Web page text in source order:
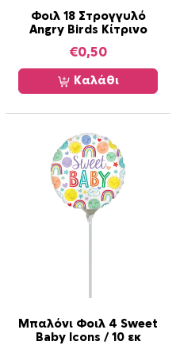
Φοιλ 18 Στρογγυλό
Angry Birds Κίτρινο
€0,50
Καλάθι
Μπαλόνι Φοιλ 4 Sweet
Baby Icons / 10 εκ